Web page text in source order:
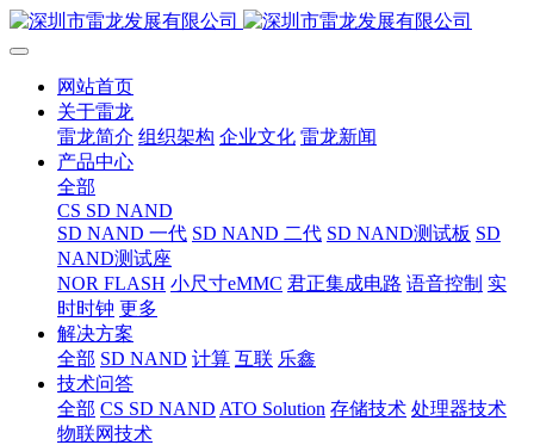
网站首页
关于雷龙
雷龙简介 组织架构 企业文化 雷龙新闻
产品中心
全部
CS SD NAND
SD NAND 一代 SD NAND 二代 SD NAND测试板 SD
NAND测试座
NOR FLASH 小尺寸eMMC 君正集成电路 语音控制 实
时时钟 更多
解决方案
全部 SD NAND 计算 互联 乐鑫
技术问答
全部 CS SD NAND ATO Solution 存储技术 处理器技术
物联网技术